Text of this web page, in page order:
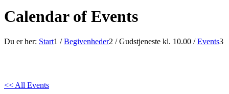
Calendar of Events
Du er her: Start1 / Begivenheder2 / Gudstjeneste kl. 10.00 / Events3
<< All Events